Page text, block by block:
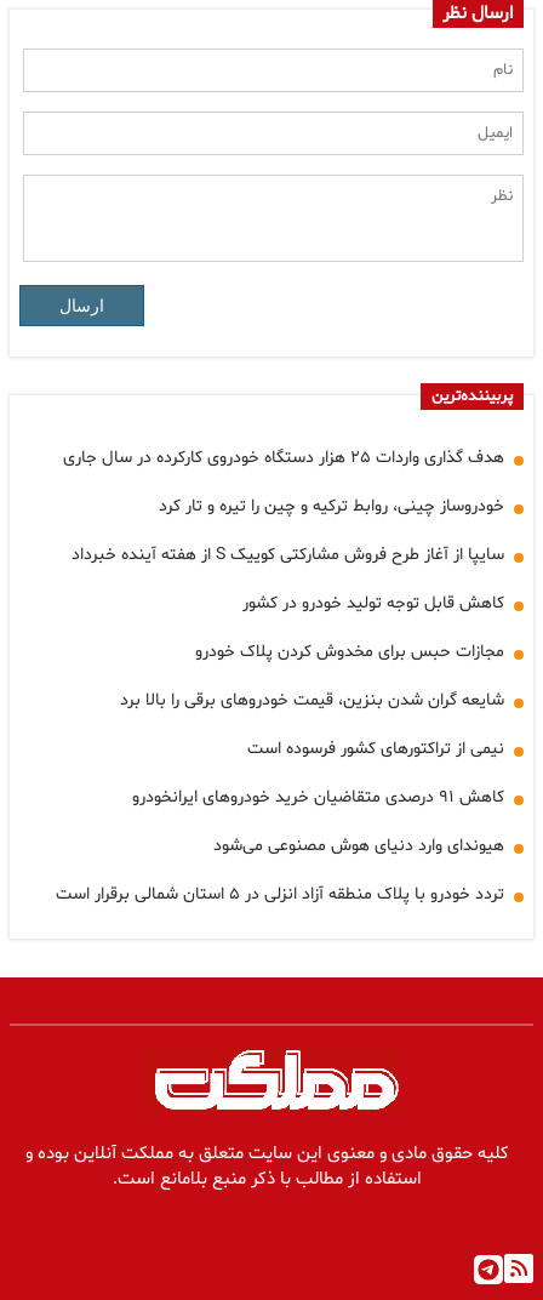
ارسال نظر
ارسال
پربیننده‌ترین
هدف گذاری واردات ۲۵ هزار دستگاه خودروی کارکرده در سال جاری
خودروساز چینی، روابط ترکیه و چین را تیره و تار کرد
سایپا از آغاز طرح فروش مشارکتی کوییک S از هفته آینده خبرداد
کاهش قابل توجه تولید خودرو در کشور
مجازات حبس برای مخدوش کردن پلاک خودرو
شایعه گران شدن بنزین، قیمت خودروهای برقی را بالا برد
نیمی از تراکتورهای کشور فرسوده است
کاهش ۹۱ درصدی متقاضیان خرید خودروهای ایرانخودرو
هیوندای وارد دنیای هوش مصنوعی می‌شود
تردد خودرو با پلاک منطقه آزاد انزلی در ۵ استان شمالی برقرار است
کلیه حقوق مادی و معنوی این سایت متعلق به مملکت آنلاین بوده و
استفاده از مطالب با ذکر منبع بلامانع است.